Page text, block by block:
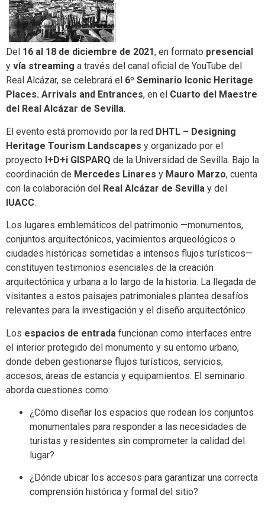
Del 16 al 18 de diciembre de 2021, en formato presencial
y vía streaming a través del canal oficial de YouTube del
Real Alcázar, se celebrará el 6º Seminario Iconic Heritage
Places. Arrivals and Entrances, en el Cuarto del Maestre
del Real Alcázar de Sevilla.
El evento está promovido por la red DHTL – Designing
Heritage Tourism Landscapes y organizado por el
proyecto I+D+i GISPARQ de la Universidad de Sevilla. Bajo la
coordinación de Mercedes Linares y Mauro Marzo, cuenta
con la colaboración del Real Alcázar de Sevilla y del
IUACC.
Los lugares emblemáticos del patrimonio —monumentos,
conjuntos arquitectónicos, yacimientos arqueológicos o
ciudades históricas sometidas a intensos flujos turísticos—
constituyen testimonios esenciales de la creación
arquitectónica y urbana a lo largo de la historia. La llegada de
visitantes a estos paisajes patrimoniales plantea desafíos
relevantes para la investigación y el diseño arquitectónico.
Los espacios de entrada funcionan como interfaces entre
el interior protegido del monumento y su entorno urbano,
donde deben gestionarse flujos turísticos, servicios,
accesos, áreas de estancia y equipamientos. El seminario
aborda cuestiones como:
¿Cómo diseñar los espacios que rodean los conjuntos
monumentales para responder a las necesidades de
turistas y residentes sin comprometer la calidad del
lugar?
¿Dónde ubicar los accesos para garantizar una correcta
comprensión histórica y formal del sitio?